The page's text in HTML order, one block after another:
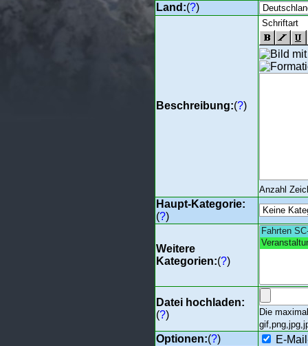
Land:(?)
Beschreibung:(?)
Anzahl
Haupt-Kategorie:
(?)
Weitere
Kategorien:(?)
Datei hochladen:
(?)
Die
Optionen:(?) E-